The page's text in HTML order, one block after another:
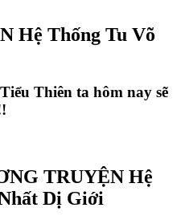
Hệ Thống Tu Võ
Thiên ta hôm nay sẽ
TRUYỆN Hệ
Dị Giới